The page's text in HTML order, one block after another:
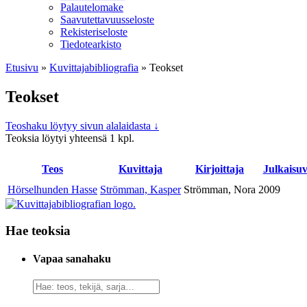
Palautelomake
Saavutettavuusseloste
Rekisteriseloste
Tiedotearkisto
Etusivu » Kuvittaja­bibliografia » Teokset
Teokset
Teoshaku löytyy sivun alalaidasta ↓
Teoksia löytyi yhteensä 1 kpl.
Teos Kuvitta­ja Kirjoitta­ja
Hörselhunden Hasse Strömman, Kasper Strömman, Nora 2009
Hae teoksia
Vapaa sanahaku
Vapaa
sanahaku